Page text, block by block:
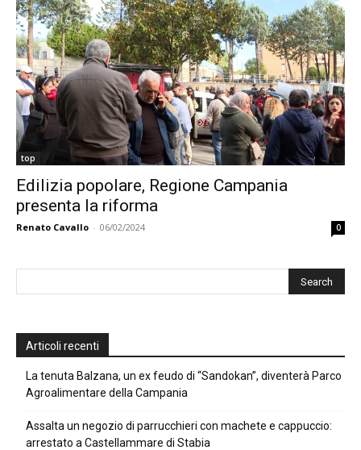
top
Edilizia popolare, Regione Campania
presenta la riforma
Renato Cavallo - 06/02/2024 0
Articoli recenti
La tenuta Balzana, un ex feudo di “Sandokan”, diventerà Parco
Agroalimentare della Campania
Assalta un negozio di parrucchieri con machete e cappuccio:
arrestato a Castellammare di Stabia